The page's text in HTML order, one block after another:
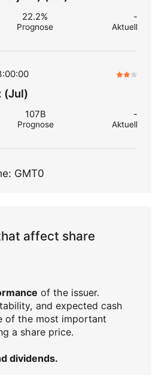
22.2%
Prognose
-
Aktuell
(Jul)
107B
Prognose
-
Aktuell
GMT0
affect share
of the issuer.
and expected cash
of the most important
a share price.
dividends.